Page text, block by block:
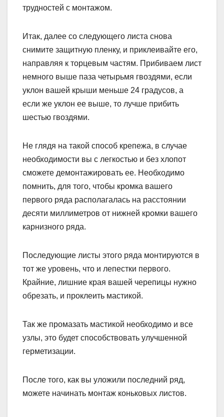
трудностей с монтажом.
Итак, далее со следующего листа снова
снимите защитную пленку, и приклеивайте его,
направляя к торцевым частям. Прибиваем лист
немного выше паза четырьмя гвоздями, если
уклон вашей крыши меньше 24 градусов, а
если же уклон ее выше, то лучше прибить
шестью гвоздями.
Не глядя на такой способ крепежа, в случае
необходимости вы с легкостью и без хлопот
сможете демонтажировать ее. Необходимо
помнить, для того, чтобы кромка вашего
первого ряда располагалась на расстоянии
десяти миллиметров от нижней кромки вашего
карнизного ряда.
Последующие листы этого ряда монтируются в
тот же уровень, что и лепестки первого.
Крайние, лишние края вашей черепицы нужно
обрезать, и проклеить мастикой.
Так же промазать мастикой необходимо и все
узлы, это будет способствовать улучшенной
герметизации.
После того, как вы уложили последний ряд,
можете начинать монтаж коньковых листов.